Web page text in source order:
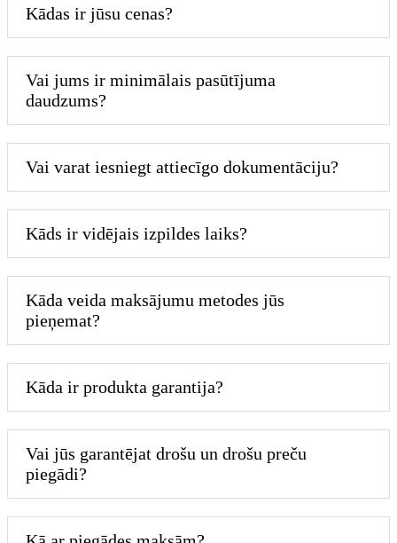
Kādas ir jūsu cenas?
Vai jums ir minimālais pasūtījuma
daudzums?
Vai varat iesniegt attiecīgo dokumentāciju?
Kāds ir vidējais izpildes laiks?
Kāda veida maksājumu metodes jūs
pieņemat?
Kāda ir produkta garantija?
Vai jūs garantējat drošu un drošu preču
piegādi?